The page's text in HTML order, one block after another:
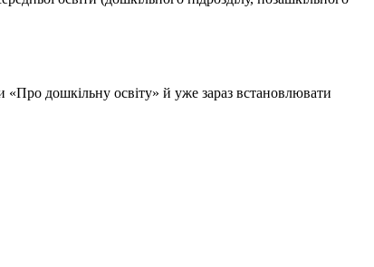
«Про дошкільну освіту» й уже зараз встановлювати